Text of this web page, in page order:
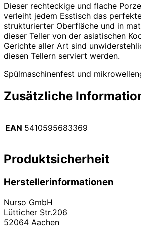
Dieser rechteckige und flache
verleiht jedem Esstisch das
strukturierter Oberfläche und in
dieser Teller von der asiatischen
Gerichte aller Art sind
diesen Tellern serviert werden.
Spülmaschinenfest und
Zusätzliche
EAN 5410595683369
Produktsicherheit
Herstellerinformationen
Nurso GmbH
Lütticher Str.206
52064 Aachen